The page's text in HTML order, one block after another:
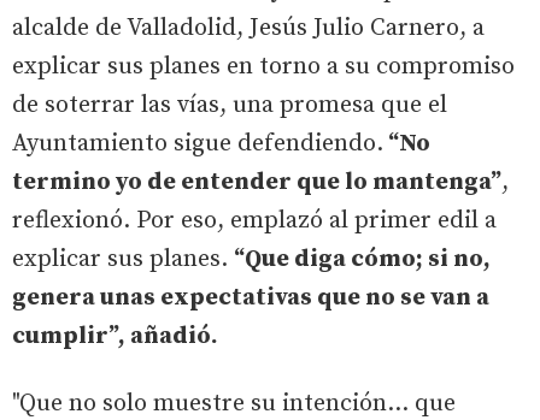
alcalde de Valladolid, Jesús Julio Carnero, a
explicar sus planes en torno a su compromiso
de soterrar las vías, una promesa que el
Ayuntamiento sigue defendiendo. “No
termino yo de entender que lo mantenga”,
reflexionó. Por eso, emplazó al primer edil a
explicar sus planes. “Que diga cómo; si no,
genera unas expectativas que no se van a
cumplir”, añadió.
"Que no solo muestre su intención... que